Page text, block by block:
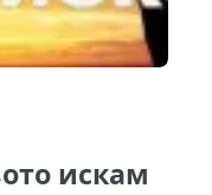
искам